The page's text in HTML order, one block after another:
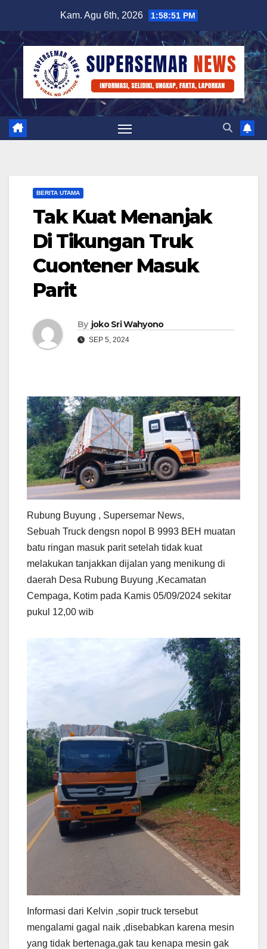
content
Kam. Agu 6th, 2026 1:58:51 PM
BERITA UTAMA
Tak Kuat Menanjak
Di Tikungan Truk
Cuontener Masuk
Parit
By joko Sri Wahyono
SEP 5, 2024
Rubung Buyung , Supersemar News,
Sebuah Truck dengsn nopol B 9993 BEH muatan
batu ringan masuk parit setelah tidak kuat
melakukan tanjakkan dijalan yang menikung di
daerah Desa Rubung Buyung ,Kecamatan
Cempaga, Kotim pada Kamis 05/09/2024 sekitar
pukul 12,00 wib
Informasi dari Kelvin ,sopir truck tersebut
mengalami gagal naik ,disebabkan karena mesin
yang tidak bertenaga,gak tau kenapa mesin gak